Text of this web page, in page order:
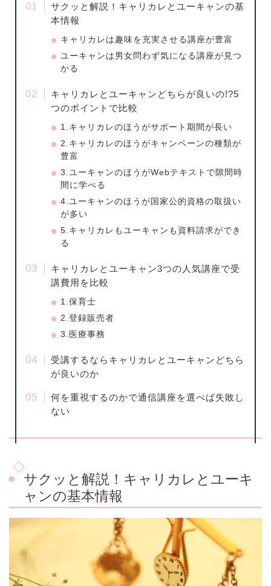
サクッと解説！キャリカレとユーキャンの基
本情報
キャリカレは趣味を充実させる講座が豊富
ユーキャンは男女問わず気になる講座が見つ
かる
キャリカレとユーキャンどちらが良いの!?5
つのポイントで比較
1.キャリカレのほうがサポート期間が長い
2.キャリカレのほうがキャンペーンの種類が
豊富
3.ユーキャンのほうがWebテキストで隙間時
間に学べる
4.ユーキャンのほうが国家公的資格の取扱い
が多い
5.キャリカレもユーキャンも資料請求ができ
る
キャリカレとユーキャン3つの人気講座で受
講費用を比較
1.保育士
2.登録販売者
3.医療事務
受講するならキャリカレとユーキャンどちら
が良いのか
何を重視するのかで通信講座を選べば失敗し
ない
サクッと解説！キャリカレとユーキ
ャンの基本情報